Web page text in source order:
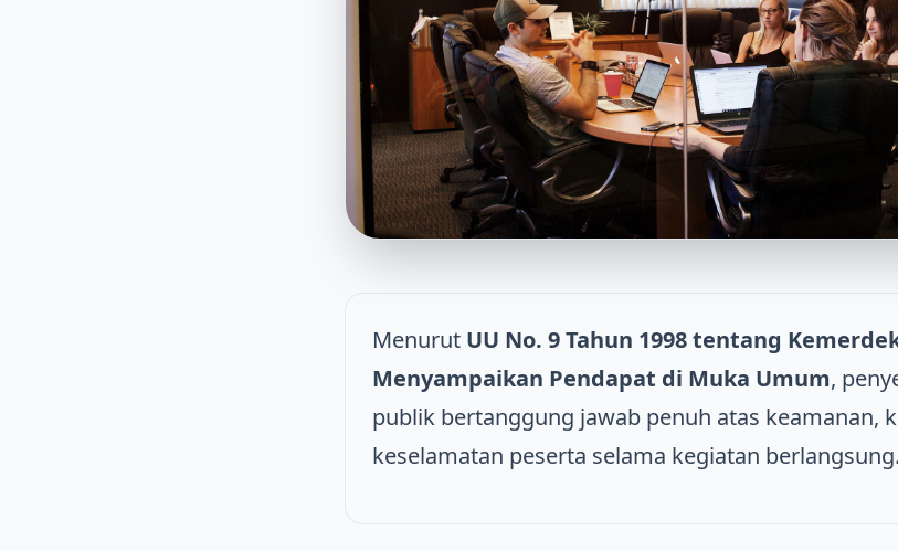
Menurut UU No. 9 Tahun 1998 tentang
Menyampaikan Pendapat di Muka Umum,
publik bertanggung jawab penuh atas keamanan,
keselamatan peserta selama kegiatan berlangsung.